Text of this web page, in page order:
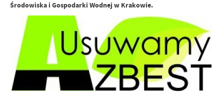
Środowiska i Gospodarki Wodnej w Krakowie.